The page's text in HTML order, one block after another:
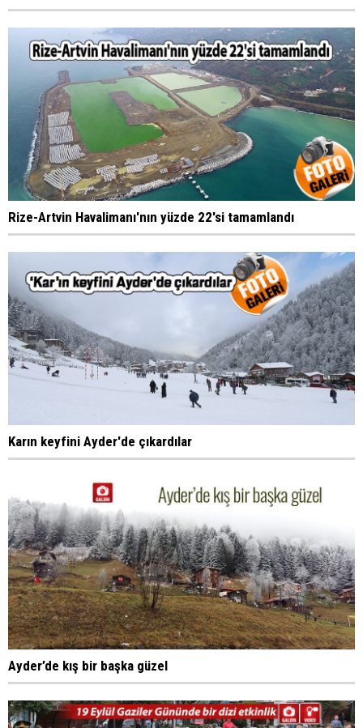
Rize-Artvin Havalimanı'nın yüzde 22'si tamamlandı
Karın keyfini Ayder'de çıkardılar
Ayder’de kış bir başka güzel